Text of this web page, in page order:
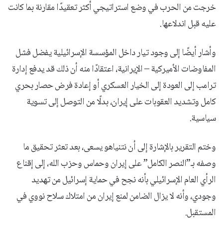
خرجت من الحرب في وضع استراتيجي أكثر تعقيدًا مقارنة بما كانت
عليه قبل اندلاعها.
وأشار أيضًا إلى وجود تيار داخل المؤسسة الإسرائيلية يفضل فشل
المفاوضات الأميركية – الإيرانية، اعتقادًا منه أن ذلك قد يدفع إدارة
ترامب إلى العودة إلى الخيار العسكري أو إعادة فرض حصار بحري
كامل وتشديد العقوبات على إيران، بدلًا من التوصل إلى تسوية
سياسية.
وختم التقرير بالإشارة إلى أن نتنياهو يسعى، بعد تعثر تحقيق ما
وصفه بـ”النصر الكامل” على إيران وحماس وحزب الله، إلى إقناع
الرأي العام الإسرائيلي بأنه نجح في حماية إسرائيل من تهديد
وجودي، وأنه لا يزال الضامن لمنع إيران من امتلاك سلاح نووي في
المستقبل.